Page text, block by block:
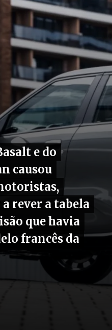
e do
causou
rever a tabela
que havia
francês da
e do
causou
rever a tabela
que havia
francês da